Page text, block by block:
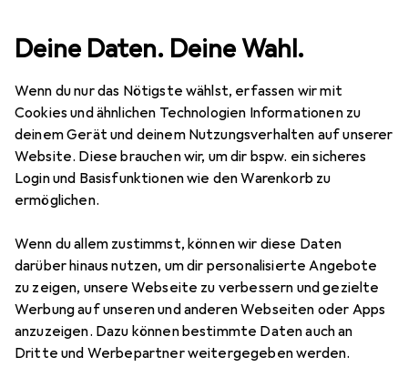
Deine Daten. Deine Wahl.
Wenn du nur das Nötigste wählst, erfassen wir mit
Cookies und ähnlichen Technologien Informationen zu
deinem Gerät und deinem Nutzungsverhalten auf unserer
Website. Diese brauchen wir, um dir bspw. ein sicheres
Login und Basisfunktionen wie den Warenkorb zu
ermöglichen.
Wenn du allem zustimmst, können wir diese Daten
darüber hinaus nutzen, um dir personalisierte Angebote
zu zeigen, unsere Webseite zu verbessern und gezielte
Werbung auf unseren und anderen Webseiten oder Apps
anzuzeigen. Dazu können bestimmte Daten auch an
Dritte und Werbepartner weitergegeben werden.
Bauen + Renovieren Baustoffe Kleber
Klettband
Produkte Forum